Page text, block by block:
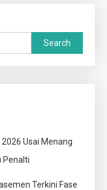
Search
Usai Menang
Penalti
Terkini Fase